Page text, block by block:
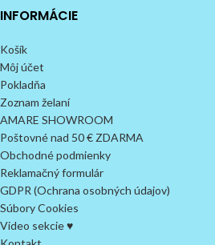
INFORMÁCIE
Košík
Môj účet
Pokladňa
Zoznam želaní
AMARE SHOWROOM
Poštovné nad 50 € ZDARMA
Obchodné podmienky
Reklamačný formulár
GDPR (Ochrana osobných údajov)
Súbory Cookies
Video sekcie ♥